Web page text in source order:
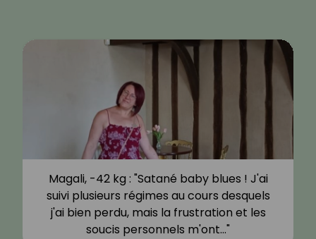
Magali, -42 kg : "Satané baby blues ! J'ai
suivi plusieurs régimes au cours desquels
j'ai bien perdu, mais la frustration et les
soucis personnels m'ont…"